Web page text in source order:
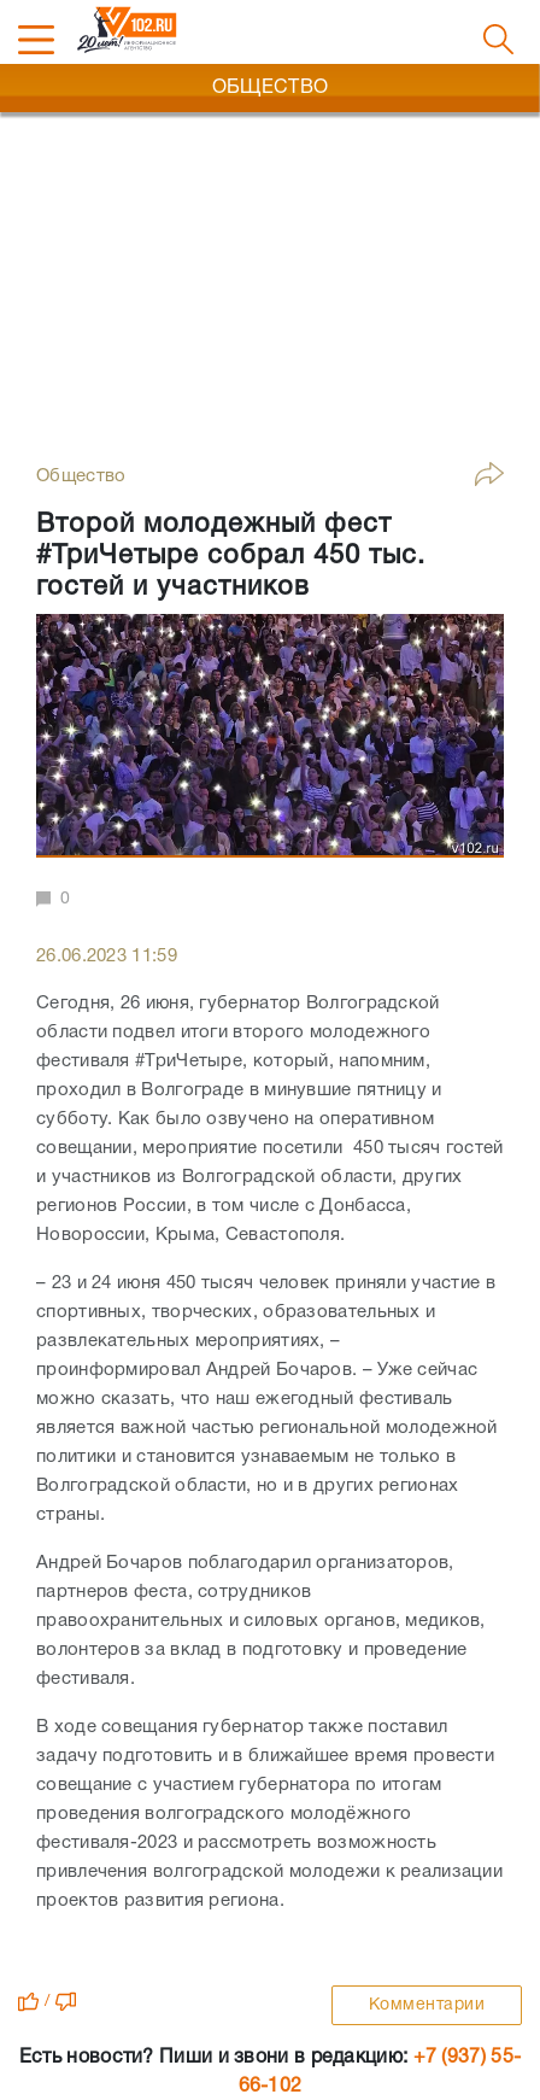
ОБЩЕСТВО
Общество
Второй молодежный фест
#ТриЧетыре собрал 450 тыс.
гостей и участников
0
26.06.2023 11:59
Сегодня, 26 июня, губернатор Волгоградской
области подвел итоги второго молодежного
фестиваля #ТриЧетыре, который, напомним,
проходил в Волгограде в минувшие пятницу и
субботу. Как было озвучено на оперативном
совещании, мероприятие посетили 450 тысяч гостей
и участников из Волгоградской области, других
регионов России, в том числе с Донбасса,
Новороссии, Крыма, Севастополя.
– 23 и 24 июня 450 тысяч человек приняли участие в
спортивных, творческих, образовательных и
развлекательных мероприятиях, –
проинформировал Андрей Бочаров. – Уже сейчас
можно сказать, что наш ежегодный фестиваль
является важной частью региональной молодежной
политики и становится узнаваемым не только в
Волгоградской области, но и в других регионах
страны.
Андрей Бочаров поблагодарил организаторов,
партнеров феста, сотрудников
правоохранительных и силовых органов, медиков,
волонтеров за вклад в подготовку и проведение
фестиваля.
В ходе совещания губернатор также поставил
задачу подготовить и в ближайшее время провести
совещание с участием губернатора по итогам
проведения волгоградского молодёжного
фестиваля-2023 и рассмотреть возможность
привлечения волгоградской молодежи к реализации
проектов развития региона.
/ Комментарии
Есть новости? Пиши и звони в редакцию: +7 (937) 55-
66-102